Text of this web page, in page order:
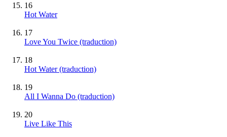
16
Hot Water
17
Love You Twice (traduction)
18
Hot Water (traduction)
19
All I Wanna Do (traduction)
20
Live Like This